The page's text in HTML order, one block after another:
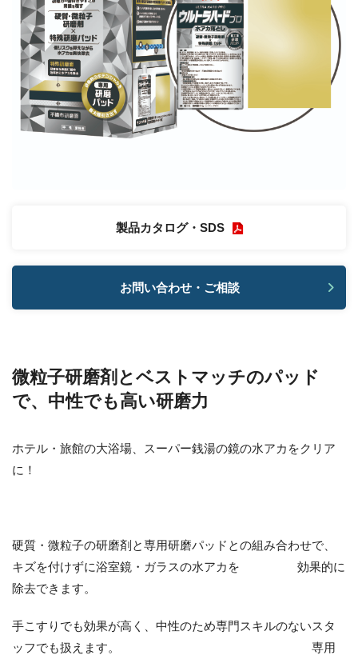
製品カタログ・SDS
お問い合わせ・ご相談
微粒子研磨剤とベストマッチのパッド
で、中性でも高い研磨力
ホテル・旅館の大浴場、スーパー銭湯の鏡の水アカをクリア
に！
硬質・微粒子の研磨剤と専用研磨パッドとの組み合わせで、
キズを付けずに浴室鏡・ガラスの水アカを 効果的に
除去できます。
手こすりでも効果が高く、中性のため専門スキルのないスタ
ッフでも扱えます。 専用